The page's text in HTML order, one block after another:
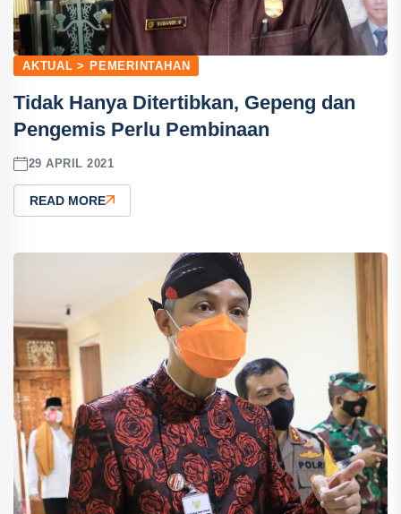
AKTUAL > PEMERINTAHAN
Tidak Hanya Ditertibkan, Gepeng dan
Pengemis Perlu Pembinaan
29 APRIL 2021
READ MORE